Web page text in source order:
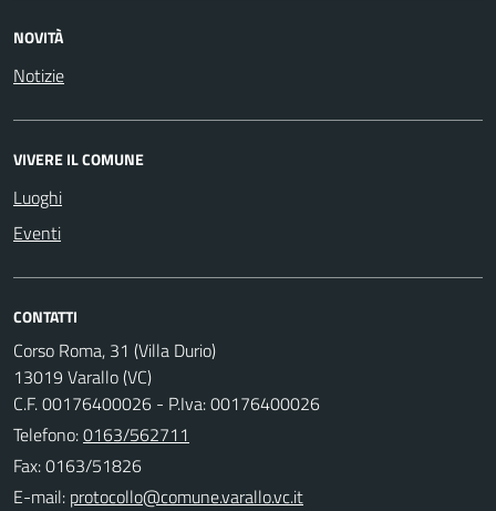
NOVITÀ
Notizie
VIVERE IL COMUNE
Luoghi
Eventi
CONTATTI
Corso Roma, 31 (Villa Durio)
13019 Varallo (VC)
C.F. 00176400026 - P.Iva: 00176400026
Telefono:0163/562711
Fax: 0163/51826
E-mail: